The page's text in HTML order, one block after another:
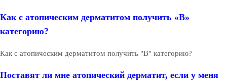
Как с атопическим дерматитом получить «В»
категорию?
Как с атопическим дерматитом получить "В" категорию?
Поставят ли мне атопический дерматит, если у меня